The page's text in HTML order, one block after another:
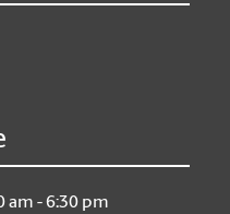
am - 6:30 pm